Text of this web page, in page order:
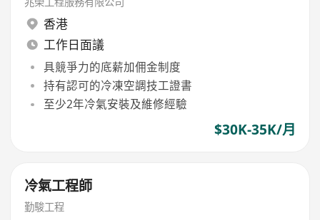
香港
工作日面議
具競爭力的底薪加佣金制度
持有認可的冷凍空調技工證書
至少2年冷氣安裝及維修經驗
$30K-35K/月
冷氣工程師
勤駿工程